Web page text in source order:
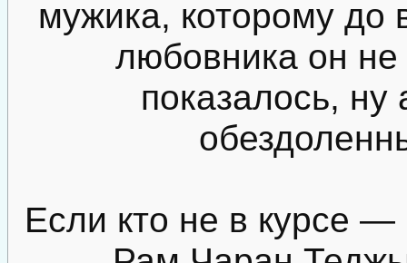
мужика, которому до
любовника он не
показалось, ну
Если кто не в курсе